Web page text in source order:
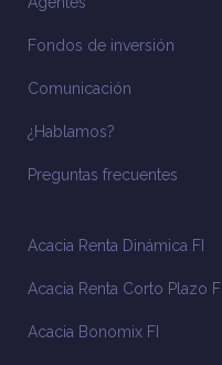
Fondos de inversión
Comunicación
¿Hablamos?
Preguntas frecuentes
Acacia Renta Dinámica FI
Acacia Renta Corto Plazo FI
Acacia Bonomix FI